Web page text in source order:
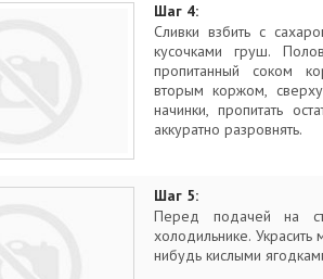
Шаг 4:
Сливки взбить с
кусочками груш.
пропитанный соком
вторым коржом,
начинки, пропитать
аккуратно разровнять.
Шаг 5:
Перед подачей на
холодильнике.
нибудь кислыми